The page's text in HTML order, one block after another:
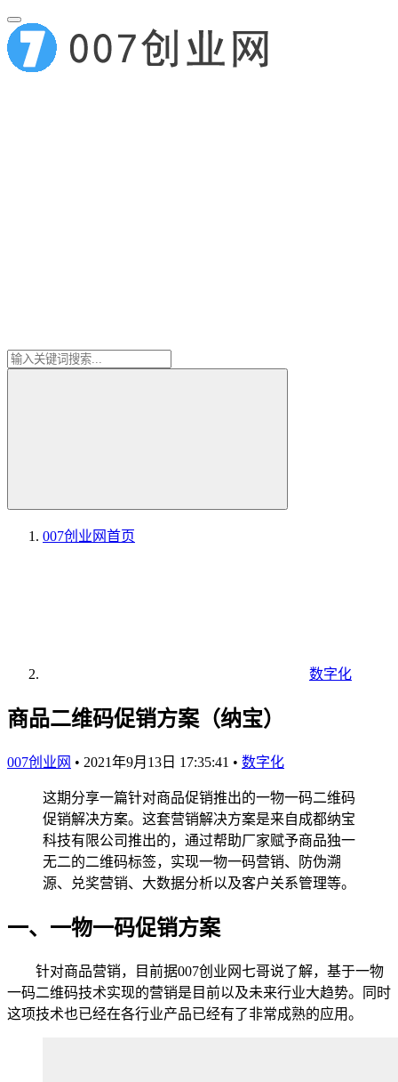
007创业网首页
数字化
商品二维码促销方案（纳宝）
007创业网 • 2021年9月13日 17:35:41 • 数字化
这期分享一篇针对商品促销推出的一物一码二维码
促销解决方案。这套营销解决方案是来自成都纳宝
科技有限公司推出的，通过帮助厂家赋予商品独一
无二的二维码标签，实现一物一码营销、防伪溯
源、兑奖营销、大数据分析以及客户关系管理等。
一、一物一码促销方案
针对商品营销，目前据007创业网七哥说了解，基于一物
一码二维码技术实现的营销是目前以及未来行业大趋势。同时
这项技术也已经在各行业产品已经有了非常成熟的应用。